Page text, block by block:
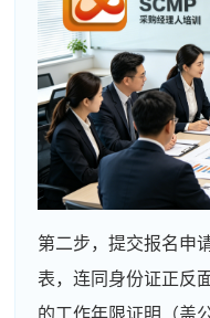
第二步，提交报名申
表，连同身份证正反